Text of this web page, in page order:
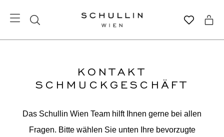
KONTAKT
SCHMUCKGESCHÄFT
Das Schullin Wien Team hilft Ihnen gerne bei allen
Fragen. Bitte wählen Sie unten Ihre bevorzugte